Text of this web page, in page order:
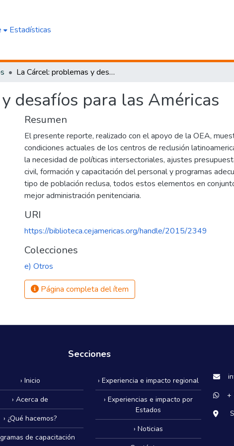
Estadísticas
La Cárcel: problemas y desafíos para las Américas
desafíos para las Américas
Resumen
El presente reporte, realizado con el apoyo de la OEA,
condiciones actuales de los centros de reclusión
la necesidad de políticas intersectoriales, ajustes
civil, formación y capacitación del personal y programas
tipo de población reclusa, todos estos elementos en
mejor administración penitenciaria.
URI
https://biblioteca.cejamericas.org/handle/2015/2349
Colecciones
e) Otros
Página completa del ítem
Secciones
› Inicio
› Acerca de
› ¿Qué hacemos?
de capacitación
› Experiencia e impacto regional
› Experiencias e impacto por
Estados
› Noticias
+